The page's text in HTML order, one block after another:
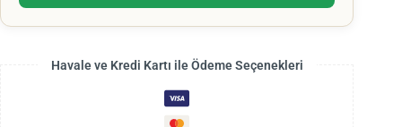
Havale ve Kredi Kartı ile Ödeme Seçenekleri